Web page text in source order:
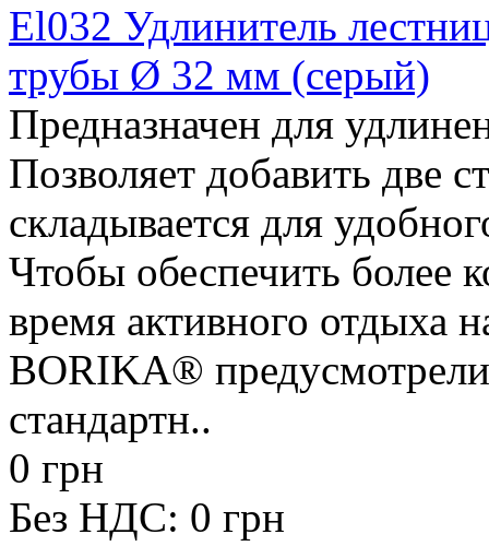
El032 Удлинитель
трубы Ø 32 мм (серый)
Предназначен для
Позволяет добавить две
складывается для
Чтобы обеспечить более
время активного отдыха
BORIKA®
стандартн..
0 грн
Без НДС: 0 грн